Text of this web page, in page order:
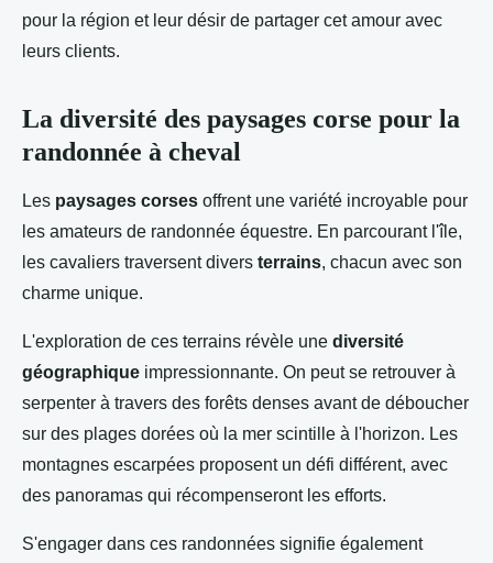
pour la région et leur désir de partager cet amour avec
leurs clients.
La diversité des paysages corse pour la
randonnée à cheval
Les paysages corses offrent une variété incroyable pour
les amateurs de randonnée équestre. En parcourant l'île,
les cavaliers traversent divers terrains, chacun avec son
charme unique.
L'exploration de ces terrains révèle une diversité
géographique impressionnante. On peut se retrouver à
serpenter à travers des forêts denses avant de déboucher
sur des plages dorées où la mer scintille à l'horizon. Les
montagnes escarpées proposent un défi différent, avec
des panoramas qui récompenseront les efforts.
S'engager dans ces randonnées signifie également